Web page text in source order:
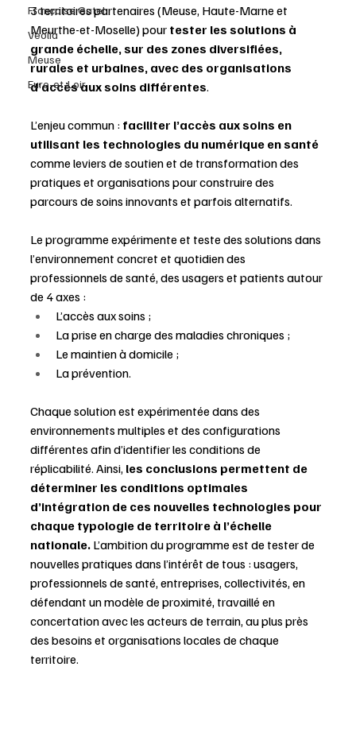
Françoise Gatel
Veolia
Meuse
Eure-et-Loir
3 territoires partenaires (Meuse, Haute-Marne et
Meurthe-et-Moselle) pour tester les solutions à
grande échelle, sur des zones diversifiées,
rurales et urbaines, avec des organisations
d’accès aux soins différentes.
L’enjeu commun : faciliter l’accès aux soins en
utilisant les technologies du numérique en santé
comme leviers de soutien et de transformation des
pratiques et organisations pour construire des
parcours de soins innovants et parfois alternatifs.
Le programme expérimente et teste des solutions dans
l’environnement concret et quotidien des
professionnels de santé, des usagers et patients autour
de 4 axes :
L’accès aux soins ;
La prise en charge des maladies chroniques ;
Le maintien à domicile ;
La prévention.
Chaque solution est expérimentée dans des
environnements multiples et des configurations
différentes afin d’identifier les conditions de
réplicabilité. Ainsi, les conclusions permettent de
déterminer les conditions optimales
d’intégration de ces nouvelles technologies pour
chaque typologie de territoire à l’échelle
nationale. L’ambition du programme est de tester de
nouvelles pratiques dans l’intérêt de tous : usagers,
professionnels de santé, entreprises, collectivités, en
défendant un modèle de proximité, travaillé en
concertation avec les acteurs de terrain, au plus près
des besoins et organisations locales de chaque
territoire.